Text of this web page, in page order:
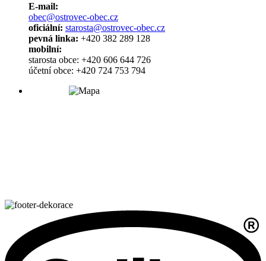
E-mail:
obec@ostrovec-obec.cz
oficiální: starosta@ostrovec-obec.cz
pevná linka: +420 382 289 128
mobilní:
starosta obce: +420 606 644 726
účetní obce: +420 724 753 794